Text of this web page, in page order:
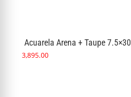
Acuarela Arena + Taupe 7.5×30
3,895.00